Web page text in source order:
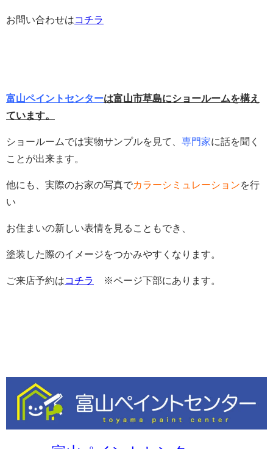
お問い合わせはコチラ
富山ペイントセンターは富山市草島にショールームを構え
ています。
ショールームでは実物サンプルを見て、 専門家に話を聞く
ことが出来ます。
他にも、実際のお家の写真でカラーシミュレーションを行
い
お住まいの新しい表情を見ることもでき、
塗装した際のイメージをつかみやすくなります。
ご来店予約はコチラ ※ページ下部にあります。